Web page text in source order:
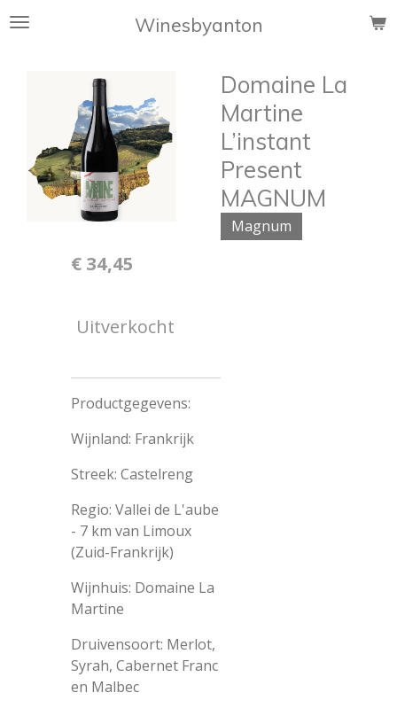
Ga
hoofdinhoud
Winesbyanton
Domaine La
Martine
L’instant
Present
MAGNUM
Magnum
€ 34,45
Uitverkocht
Productgegevens:
Wijnland: Frankrijk
Streek: Castelreng
Regio: Vallei de L'aube
- 7 km van Limoux
(Zuid-Frankrijk)
Wijnhuis: Domaine La
Martine
Druivensoort: Merlot,
Syrah, Cabernet Franc
en Malbec